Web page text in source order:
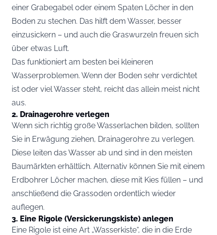
einer Grabegabel oder einem Spaten Löcher in den
Boden zu stechen. Das hilft dem Wasser, besser
einzusickern – und auch die Graswurzeln freuen sich
über etwas Luft.
Das funktioniert am besten bei kleineren
Wasserproblemen. Wenn der Boden sehr verdichtet
ist oder viel Wasser steht, reicht das allein meist nicht
aus.
2. Drainagerohre verlegen
Wenn sich richtig große Wasserlachen bilden, sollten
Sie in Erwägung ziehen, Drainagerohre zu verlegen.
Diese leiten das Wasser ab und sind in den meisten
Baumärkten erhältlich. Alternativ können Sie mit einem
Erdbohrer Löcher machen, diese mit Kies füllen – und
anschließend die Grassoden ordentlich wieder
auflegen.
3. Eine Rigole (Versickerungskiste) anlegen
Eine Rigole ist eine Art „Wasserkiste“, die in die Erde